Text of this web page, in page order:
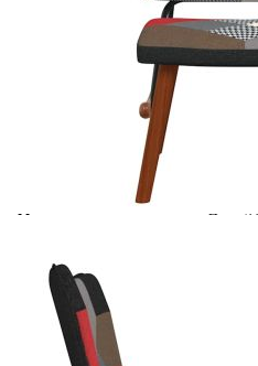
Време за
Безплатна доставка до
Материал:
Плат
Размери на стола:
Височина на седалката от
земята:
Дълбочина на седалката:
Размери на табуретката: